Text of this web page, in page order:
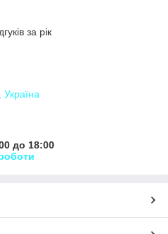
за рік
Україна
до 18:00